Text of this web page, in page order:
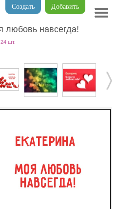
Добавить
Создать
любовь навсегда!
24 шт.